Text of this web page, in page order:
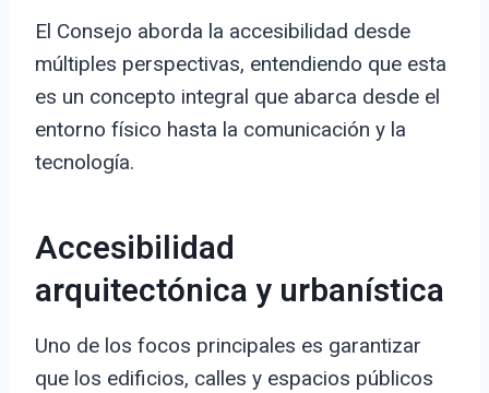
El Consejo aborda la accesibilidad desde
múltiples perspectivas, entendiendo que esta
es un concepto integral que abarca desde el
entorno físico hasta la comunicación y la
tecnología.
Accesibilidad
arquitectónica y urbanística
Uno de los focos principales es garantizar
que los edificios, calles y espacios públicos